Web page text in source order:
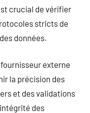
crucial de vérifier
stricts de
données.
externe
la précision des
et des validations
des